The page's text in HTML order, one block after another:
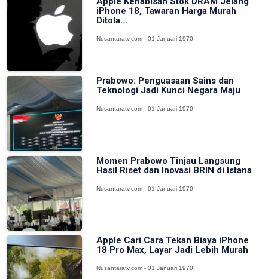
iPhone 18, Tawaran Harga Murah
Ditola...
Nusantaratv.com - 01 Januari 1970
Prabowo: Penguasaan Sains dan
Teknologi Jadi Kunci Negara Maju
Nusantaratv.com - 01 Januari 1970
Momen Prabowo Tinjau Langsung
Hasil Riset dan Inovasi BRIN di Istana
Nusantaratv.com - 01 Januari 1970
Apple Cari Cara Tekan Biaya iPhone
18 Pro Max, Layar Jadi Lebih Murah
Nusantaratv.com - 01 Januari 1970